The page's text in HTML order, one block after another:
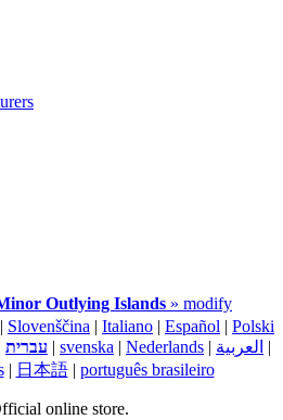
Outlying Islands » modify
| Slovenščina | Italiano | Español | Polski
עברית | svenska | Nederlands | العربية |
| 日本語| português brasileiro
online store.